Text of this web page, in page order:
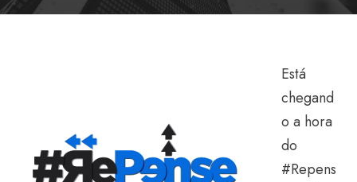
Está
chegand
o a hora
do
#Repens